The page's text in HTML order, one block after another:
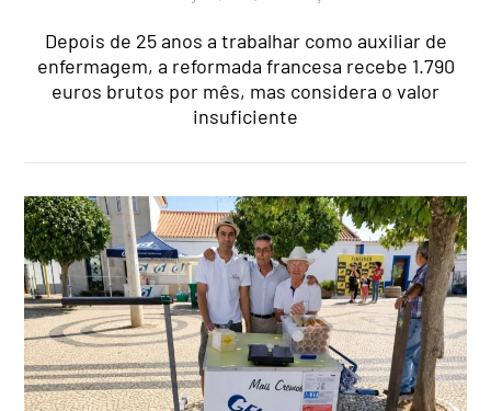
Depois de 25 anos a trabalhar como auxiliar de
enfermagem, a reformada francesa recebe 1.790
euros brutos por mês, mas considera o valor
insuficiente